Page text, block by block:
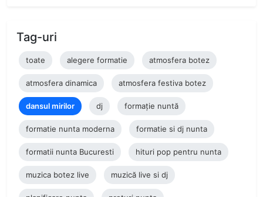
Tag-uri
toate alegere formatie atmosfera botez
atmosfera dinamica atmosfera festiva botez
dansul mirilor dj formație nuntă
formatie nunta moderna formatie si dj nunta
formatii nunta Bucuresti hituri pop pentru nunta
muzica botez live muzică live si dj